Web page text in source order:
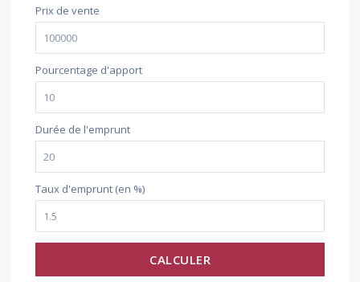
Prix de vente
Pourcentage d'apport
Durée de l'emprunt
Taux d'emprunt (en %)
CALCULER